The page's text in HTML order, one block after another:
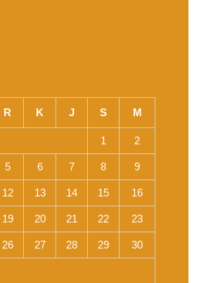
R K J S M
1 2
5 6 7 8 9
12 13 14 15 16
19 20 21 22 23
26 27 28 29 30